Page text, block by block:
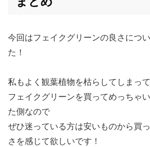
今回はフェイクグリーンの良さにつ
た！
私もよく観葉植物を枯らしてしまっ
フェイクグリーンを買ってめっちゃ
た側なので
ぜひ迷っている方は安いものから買
さを感じて欲しいです！